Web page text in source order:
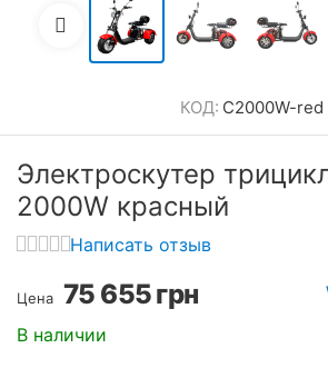
КОД: С2000W-red
Электроскутер
2000W красный
Написать отзыв
Цена 75 655грн
В наличии